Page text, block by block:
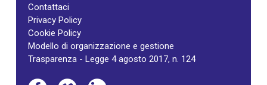
Contattaci
Privacy Policy
Cookie Policy
Modello di organizzazione e gestione
Trasparenza - Legge 4 agosto 2017, n. 124